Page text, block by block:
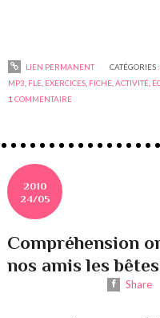
LIEN PERMANENT CATÉGORIES :
MP3 FLE EXERCICES FICHE ,ACTIVITÉ
1 COMMENTAIRE
2010
24/05
Compréhension
nos amis les
Share